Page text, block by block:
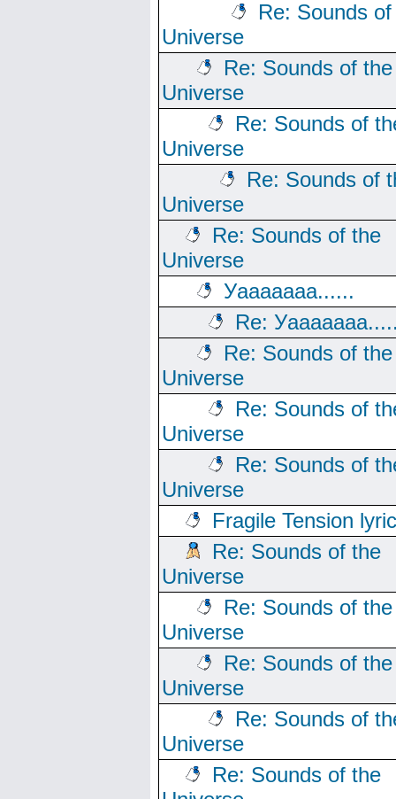
Re: Sounds
Universe
Re: Sounds of the
Universe
Re: Sounds of
Universe
Re: Sounds of
Universe
Re: Sounds of the
Universe
Уааааааа......
Re:
Re: Sounds of the
Universe
Re: Sounds of
Universe
Re: Sounds of
Universe
Fragile Tension
Re: Sounds of the
Universe
Re: Sounds of the
Universe
Re: Sounds of the
Universe
Re: Sounds of
Universe
Re: Sounds of the